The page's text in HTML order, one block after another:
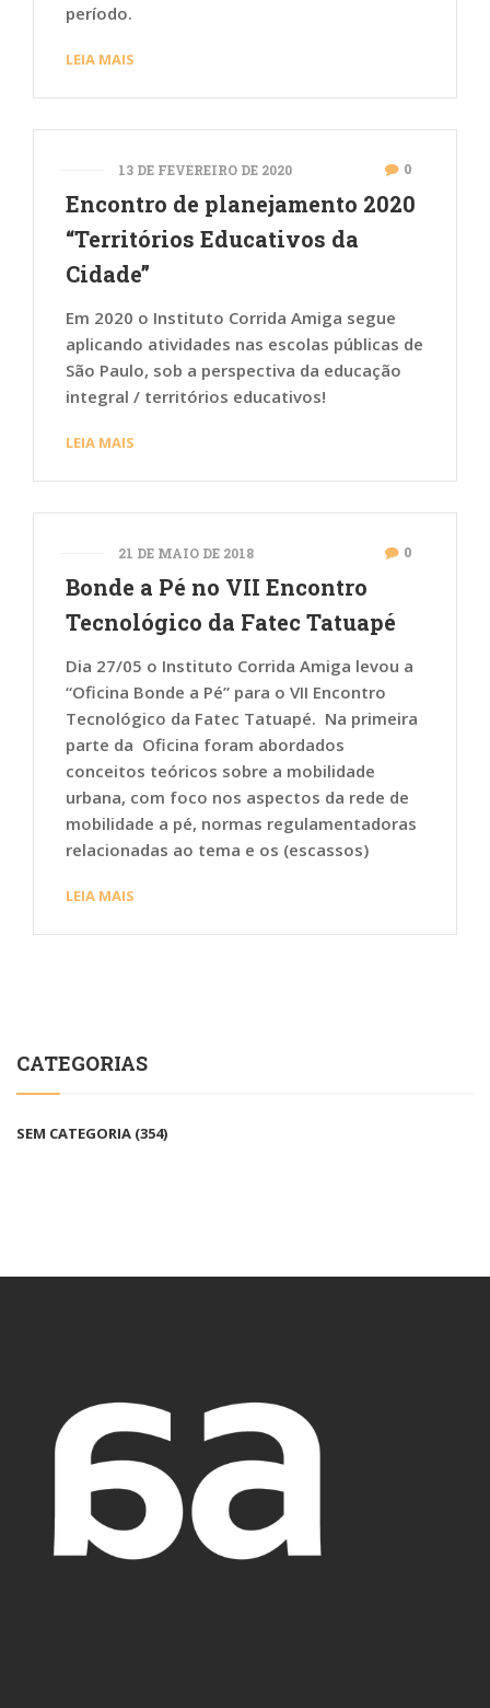
período.
LEIA MAIS
13 DE FEVEREIRO DE 2020 0
Encontro de planejamento 2020
“Territórios Educativos da
Cidade”
Em 2020 o Instituto Corrida Amiga segue
aplicando atividades nas escolas públicas de
São Paulo, sob a perspectiva da educação
integral / territórios educativos!
LEIA MAIS
21 DE MAIO DE 2018 0
Bonde a Pé no VII Encontro
Tecnológico da Fatec Tatuapé
Dia 27/05 o Instituto Corrida Amiga levou a
“Oficina Bonde a Pé” para o VII Encontro
Tecnológico da Fatec Tatuapé. Na primeira
parte da Oficina foram abordados
conceitos teóricos sobre a mobilidade
urbana, com foco nos aspectos da rede de
mobilidade a pé, normas regulamentadoras
relacionadas ao tema e os (escassos)
LEIA MAIS
CATEGORIAS
SEM CATEGORIA (354)